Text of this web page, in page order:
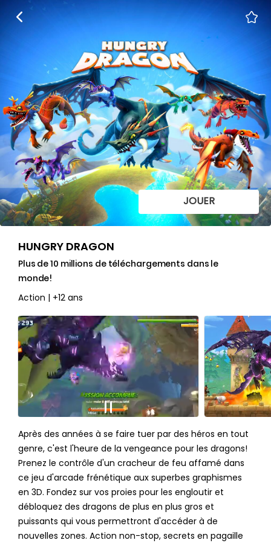
JOUER
HUNGRY DRAGON
Plus de 10 millions de téléchargements dans le
monde!
Action | +12 ans
Après des années à se faire tuer par des héros en tout
genre, c'est l'heure de la vengeance pour les dragons!
Prenez le contrôle d'un cracheur de feu affamé dans
ce jeu d'arcade frénétique aux superbes graphismes
en 3D. Fondez sur vos proies pour les engloutir et
débloquez des dragons de plus en plus gros et
puissants qui vous permettront d'accéder à de
nouvelles zones. Action non-stop, secrets en pagaille